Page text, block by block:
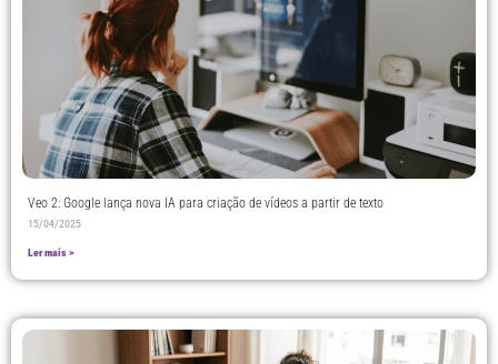
Veo 2: Google lança nova IA para criação de vídeos a partir de texto
15/04/2025
Ler mais >